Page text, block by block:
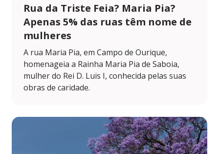
Rua da Triste Feia? Maria Pia?
Apenas 5% das ruas têm nome de
mulheres
A rua Maria Pia, em Campo de Ourique,
homenageia a Rainha Maria Pia de Saboia,
mulher do Rei D. Luis I, conhecida pelas suas
obras de caridade.